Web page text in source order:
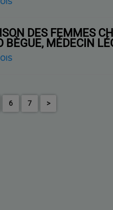
DES FEMMES
BÈGUE, MÉDECIN
6 7 >